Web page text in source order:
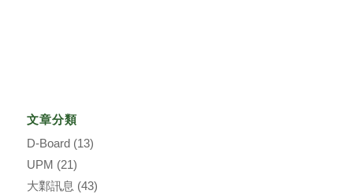
文章分類
D-Board(13)
UPM (21)
大鄴訊息 (43)